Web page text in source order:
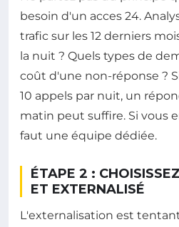
besoin d'un acces 24.
trafic sur les 12 derniers
la nuit ? Quels types de
coût d'une non-réponse ?
10 appels par nuit, un
matin peut suffire. Si vous
faut une équipe dédiée.
ÉTAPE 2 :
ET EXTERNALISÉ
L'externalisation est